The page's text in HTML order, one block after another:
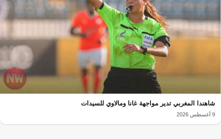
شاهندا المغربي تدير مواجهة غانا ومالاوي للسيدات
9 أغسطس 2026